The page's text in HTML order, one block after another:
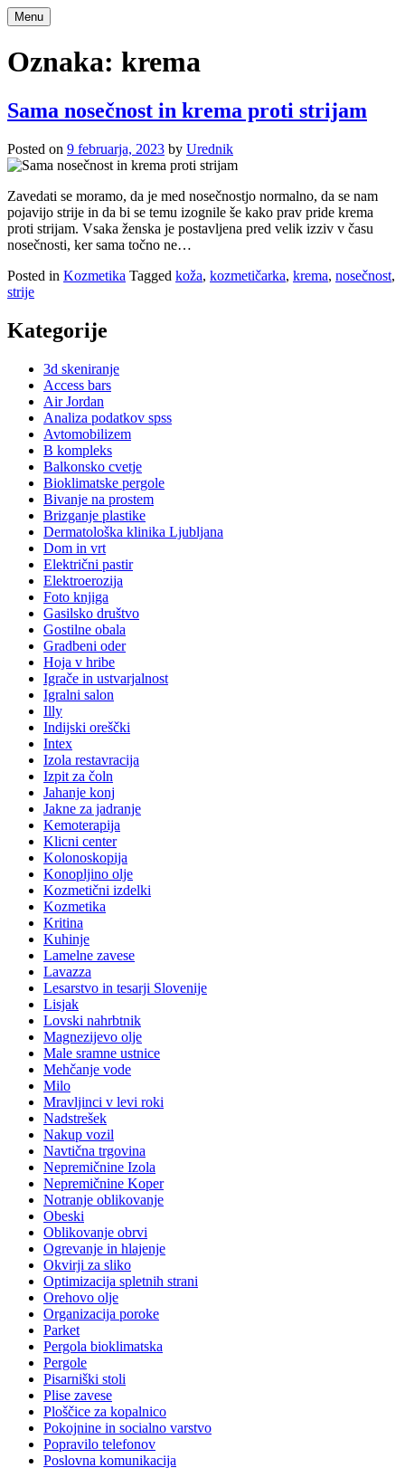
Skip
to
Menu
Oznaka: krema
Sama nosečnost in krema proti strijam
Posted on 9 februarja, 2023 by Urednik
Zavedati se moramo, da je med nosečnostjo normalno, da se nam
pojavijo strije in da bi se temu izognile še kako prav pride krema
proti strijam. Vsaka ženska je postavljena pred velik izziv v času
nosečnosti, ker sama točno ne…
Posted in Kozmetika Tagged koža, kozmetičarka, krema, nosečnost,
strije
Kategorije
3d skeniranje
Access bars
Air Jordan
Analiza podatkov spss
Avtomobilizem
B kompleks
Balkonsko cvetje
Bioklimatske pergole
Bivanje na prostem
Brizganje plastike
Dermatološka klinika Ljubljana
Dom in vrt
Električni pastir
Elektroerozija
Foto knjiga
Gasilsko društvo
Gostilne obala
Gradbeni oder
Hoja v hribe
Igrače in ustvarjalnost
Igralni salon
Illy
Indijski oreščki
Intex
Izola restavracija
Izpit za čoln
Jahanje konj
Jakne za jadranje
Kemoterapija
Klicni center
Kolonoskopija
Konopljino olje
Kozmetični izdelki
Kozmetika
Kritina
Kuhinje
Lamelne zavese
Lavazza
Lesarstvo in tesarji Slovenije
Lisjak
Lovski nahrbtnik
Magnezijevo olje
Male sramne ustnice
Mehčanje vode
Milo
Mravljinci v levi roki
Nadstrešek
Nakup vozil
Navtična trgovina
Nepremičnine Izola
Nepremičnine Koper
Notranje oblikovanje
Obeski
Oblikovanje obrvi
Ogrevanje in hlajenje
Okvirji za sliko
Optimizacija spletnih strani
Orehovo olje
Organizacija poroke
Parket
Pergola bioklimatska
Pergole
Pisarniški stoli
Plise zavese
Ploščice za kopalnico
Pokojnine in socialno varstvo
Popravilo telefonov
Poslovna komunikacija